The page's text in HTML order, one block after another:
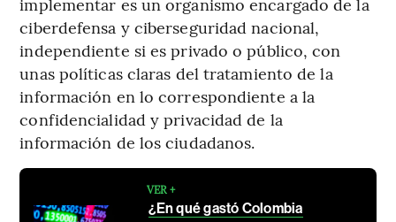
ciberdefensa y ciberseguridad nacional,
independiente si es privado o público, con
unas políticas claras del tratamiento de la
información en lo correspondiente a la
confidencialidad y privacidad de la
información de los ciudadanos.
VER +
¿En qué gastó Colombia